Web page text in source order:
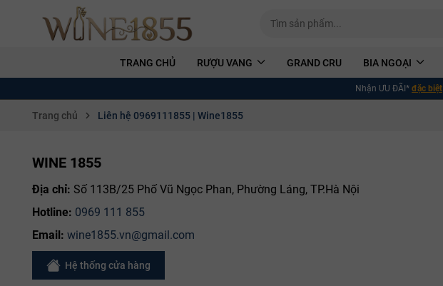
TRANG CHỦ RƯỢU VANG GRAND CRU BIA NGOẠI
Nhận ƯU ĐÃI* đặc biệt
Trang chủ Liên hệ 0969111855 | Wine1855
WINE 1855
Địa chỉ: Số 113B/25 Phố Vũ Ngọc Phan, Phường Láng, TP.Hà Nội
Hotline: 0969 111 855
Email: wine1855.vn@gmail.com
Hệ thống cửa hàng